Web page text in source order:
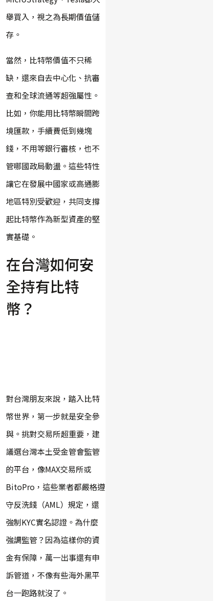
舉買入，視之為長期價值儲
存。
當然，比特幣價值不只稀
缺，還來自去中心化、抗審
查和全球流通等超強屬性。
比如，你能用比特幣瞬間跨
境匯款，手續費低到幾塊
錢，不用等銀行審核，也不
管哪國政局動盪。這些特性
讓它在發展中國家或高通膨
地區特別受歡迎，共同支撐
起比特幣作為新型資產的堅
實基礎。
在台灣如何安
全持有比特
幣？
對台灣朋友來說，踏入比特
幣世界，第一步就是安全參
與。挑對交易所超重要，建
議選台灣本土受金管會監管
的平台，像MAX交易所或
BitoPro，這些業者都嚴格遵
守反洗錢（AML）規定，還
強制KYC實名認證。為什麼
強調監管？因為這樣你的資
金有保障，萬一出事還有申
訴管道，不像有些海外黑平
台一跑路就沒了。